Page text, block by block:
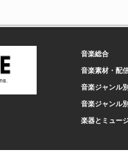
音楽総合
音楽素材・配
音楽ジャンル
音楽ジャンル
楽器とミュー